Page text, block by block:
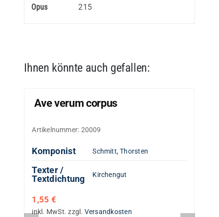
Opus 215
Ihnen könnte auch gefallen:
Ave verum corpus
Artikelnummer: 20009
Komponist Schmitt, Thorsten
Texter /
Textdichtung
Kirchengut
1,55 €
inkl. MwSt. zzgl. Versandkosten